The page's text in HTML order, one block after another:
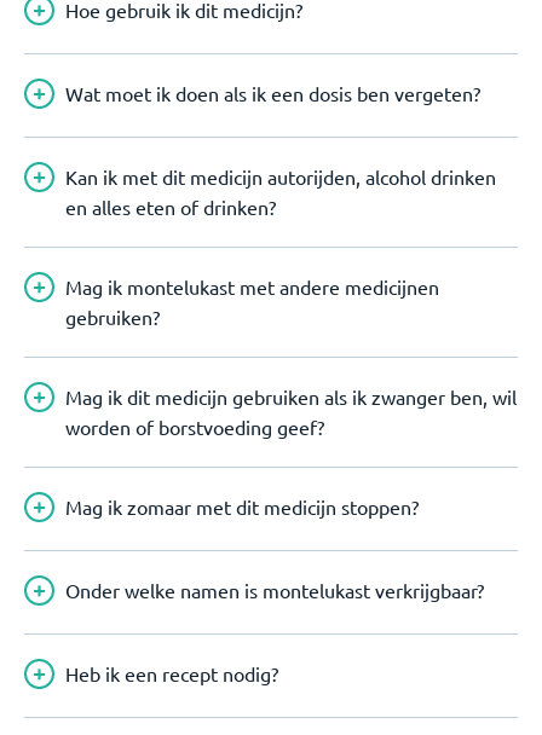
Hoe gebruik ik dit medicijn?
Wat moet ik doen als ik een dosis ben vergeten?
Kan ik met dit medicijn autorijden, alcohol drinken
en alles eten of drinken?
Mag ik montelukast met andere medicijnen
gebruiken?
Mag ik dit medicijn gebruiken als ik zwanger ben, wil
worden of borstvoeding geef?
Mag ik zomaar met dit medicijn stoppen?
Onder welke namen is montelukast verkrijgbaar?
Heb ik een recept nodig?